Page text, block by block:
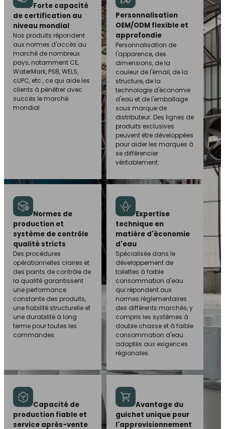
Forte capacité
de certification au
niveau mondial
Nos produits répondent
aux normes d'accès au
marché de nombreux
pays, notamment CE,
WaterMark, PSB, WELS,
cUPC, etc., ce qui aide les
clients à pénétrer avec
succès le marché
mondial.
Personnalisation
OEM/ODM flexible et
approfondie
Personnalisation de
l'apparence, des
dimensions, de la
couleur de l'émail, de la
structure, de la
technologie d'économie
d'eau et de l'emballage
sous marque de
distributeur. Des lignes de
produits exclusives
peuvent être développées
pour aider les marques à
se différencier
véritablement.
Normes de
production et
système de contrôle
qualité stricts
Des procédures
opérationnelles claires et
des points de contrôle de
la qualité garantissent
une performance
constante des produits,
une fiabilité structurelle et
une durabilité à long
terme pour toutes les
commandes.
Expertise
technique en
matière d'économie
d'eau
Spécialisée dans le
développement de
toilettes à faible
consommation d'eau
qui répondent aux
normes réglementaires
des différents marchés, y
compris les systèmes à
double chasse et à faible
consommation d'eau
adaptés aux exigences
régionales.
Capacité de
production fiable et
service après-vente
Avantage du
guichet unique pour
l'approvisionnement